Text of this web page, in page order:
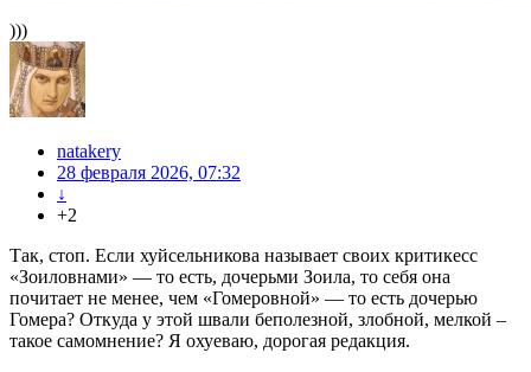
)))
natakery
28 февраля 2026, 07:32
↓
+2
Так, стоп. Если хуйсельникова называет своих критикесс
«Зоиловнами» — то есть, дочерьми Зоила, то себя она
почитает не менее, чем «Гомеровной» — то есть дочерью
Гомера? Откуда у этой швали беполезной, злобной, мелкой –
такое самомнение? Я охуеваю, дорогая редакция.